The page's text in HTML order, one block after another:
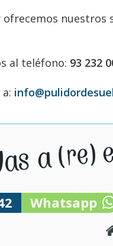
ofrecemos nuestros
al teléfono: 93 232
Whatsapp